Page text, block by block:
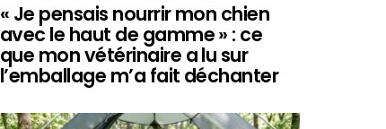
« Je pensais nourrir mon chien
avec le haut de gamme » : ce
que mon vétérinaire a lu sur
l’emballage m’a fait déchanter